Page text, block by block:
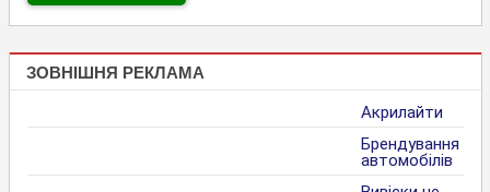
ЗОВНІШНЯ РЕКЛАМА
Акрилайти
Брендування
автомобілів